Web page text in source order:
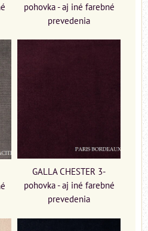
pohovka - aj iné farebné
prevedenia
GALLA CHESTER 3-
pohovka - aj iné farebné
prevedenia